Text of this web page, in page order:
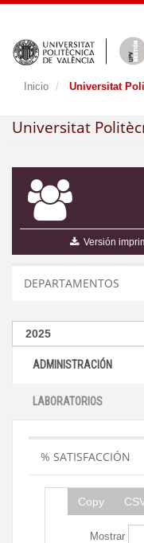
Inicio Universitat
Universitat
Versión
DEPARTAMENTOS
ADMINISTRACIÓN
LABORATORIOS
% SATISFACCIÓN
Copy
Mostrar